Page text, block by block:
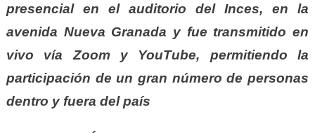
presencial en el auditorio del Inces, en la
avenida Nueva Granada y fue transmitido en
vivo vía Zoom y YouTube, permitiendo la
participación de un gran número de personas
dentro y fuera del país